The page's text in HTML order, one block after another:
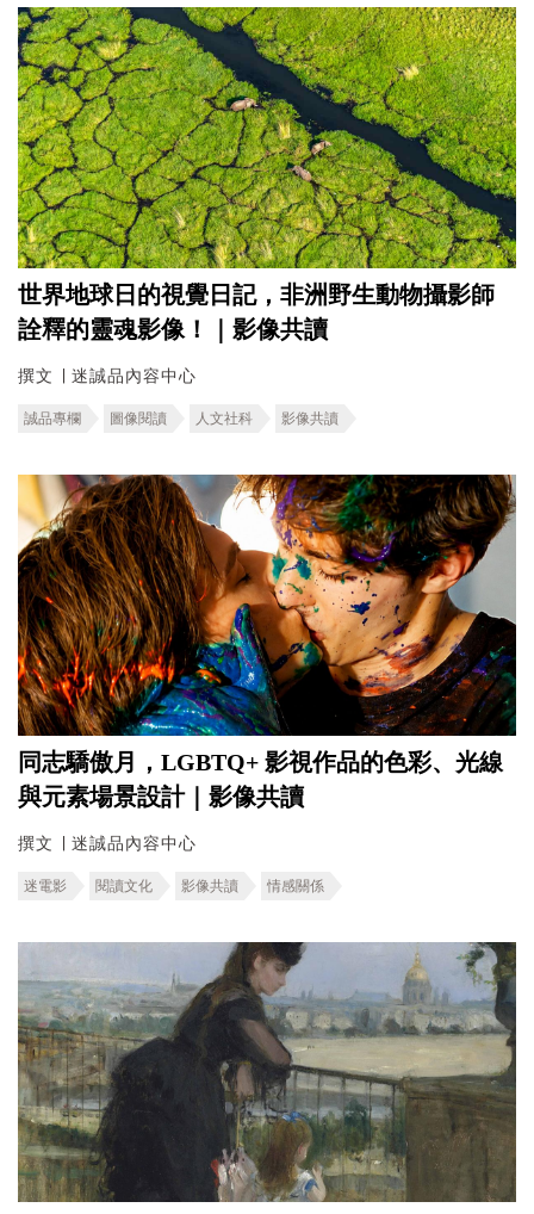
世界地球日的視覺日記，非洲野生動物攝影師
詮釋的靈魂影像！｜影像共讀
撰文 ∣ 迷誠品內容中心
誠品專欄 圖像閱讀 人文社科 影像共讀
同志驕傲月，LGBTQ+ 影視作品的色彩、光線
與元素場景設計｜影像共讀
撰文 ∣ 迷誠品內容中心
迷電影 閱讀文化 影像共讀 情感關係